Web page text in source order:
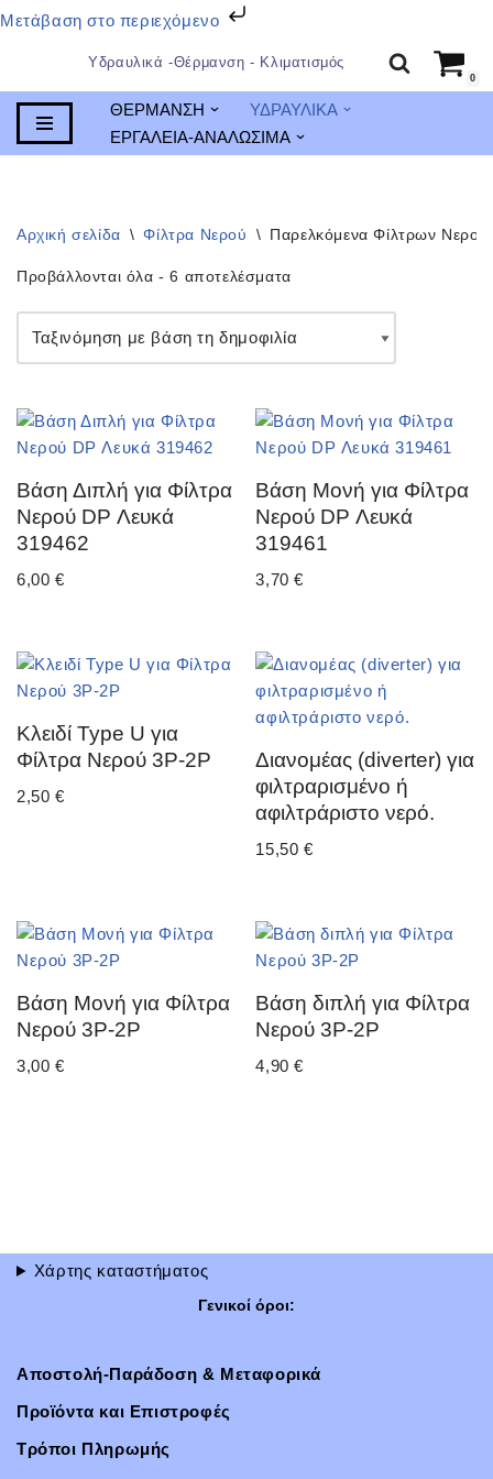
Μετάβαση στο περιεχόμενο
Μεταπηδήστε
στο
περιεχόμενο
Υδραυλικά -Θέρμανση - Κλιματισμός
0
ΘΕΡΜΑΝΣΗ
ΥΔΡΑΥΛΙΚΑ
ΕΡΓΑΛΕΙΑ-ΑΝΑΛΩΣΙΜΑ
Αρχική σελίδα \ Φίλτρα Νερού \ Παρελκόμενα Φίλτρων Νερού
Προβάλλονται όλα - 6 αποτελέσματα
Βάση Διπλή για Φίλτρα
Νερού DP Λευκά
319462
6,00 €
Βάση Μονή για Φίλτρα
Νερού DP Λευκά
319461
3,70€
Κλειδί Type U για
Φίλτρα Νερού 3P-2P
2,50 €
Διανομέας (diverter) για
φιλτραρισμένο ή
αφιλτράριστο νερό.
15,50 €
Βάση Μονή για Φίλτρα
Νερού 3P-2P
3,00 €
Βάση διπλή για Φίλτρα
Νερού 3P-2P
4,90€
Χάρτης καταστήματος
Γενικοί όροι:
Αποστολή-Παράδοση & Μεταφορικά
Προϊόντα και Επιστροφές
Τρόποι Πληρωμής